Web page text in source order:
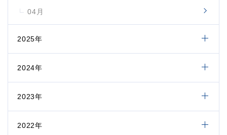
04月
2025年
2024年
2023年
2022年